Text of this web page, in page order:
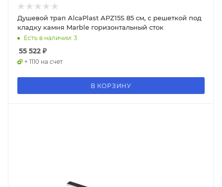
Душевой трап AlcaPlast APZ15S 85 см, с решеткой под
кладку камня Marble горизонтальный сток
Есть в наличии: 3
55 522 ₽
+ 1110 на счет
В КОРЗИНУ